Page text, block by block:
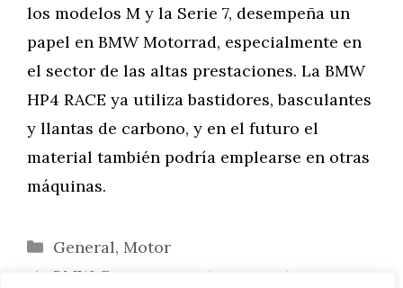
los modelos M y la Serie 7, desempeña un
papel en BMW Motorrad, especialmente en
el sector de las altas prestaciones. La BMW
HP4 RACE ya utiliza bastidores, basculantes
y llantas de carbono, y en el futuro el
material también podría emplearse en otras
máquinas.
Categorías
General, Motor
BMW Group aumenta sus ventas